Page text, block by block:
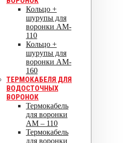
Кольцо +
шурупы для
воронки AM-
110
Кольцо +
шурупы для
воронки AM-
160
ТЕРМОКАБЕЛЯ ДЛЯ
ВОДОСТОЧНЫХ
ВОРОНОК
Термокабель
для воронки
AM – 110
Термокабель
для воронки
Технические паспорта
Каталоги
Гарантия